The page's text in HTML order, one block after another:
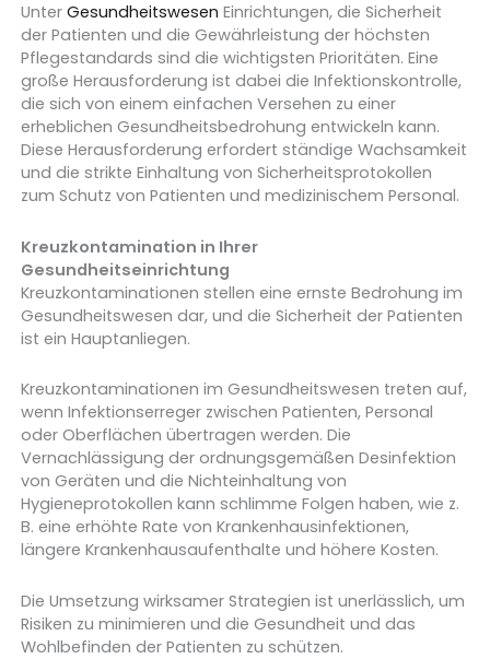
Unter Gesundheitswesen Einrichtungen, die Sicherheit
der Patienten und die Gewährleistung der höchsten
Pflegestandards sind die wichtigsten Prioritäten. Eine
große Herausforderung ist dabei die Infektionskontrolle,
die sich von einem einfachen Versehen zu einer
erheblichen Gesundheitsbedrohung entwickeln kann.
Diese Herausforderung erfordert ständige Wachsamkeit
und die strikte Einhaltung von Sicherheitsprotokollen
zum Schutz von Patienten und medizinischem Personal.
Kreuzkontamination in Ihrer
Gesundheitseinrichtung
Kreuzkontaminationen stellen eine ernste Bedrohung im
Gesundheitswesen dar, und die Sicherheit der Patienten
ist ein Hauptanliegen.
Kreuzkontaminationen im Gesundheitswesen treten auf,
wenn Infektionserreger zwischen Patienten, Personal
oder Oberflächen übertragen werden. Die
Vernachlässigung der ordnungsgemäßen Desinfektion
von Geräten und die Nichteinhaltung von
Hygieneprotokollen kann schlimme Folgen haben, wie z.
B. eine erhöhte Rate von Krankenhausinfektionen,
längere Krankenhausaufenthalte und höhere Kosten.
Die Umsetzung wirksamer Strategien ist unerlässlich, um
Risiken zu minimieren und die Gesundheit und das
Wohlbefinden der Patienten zu schützen.